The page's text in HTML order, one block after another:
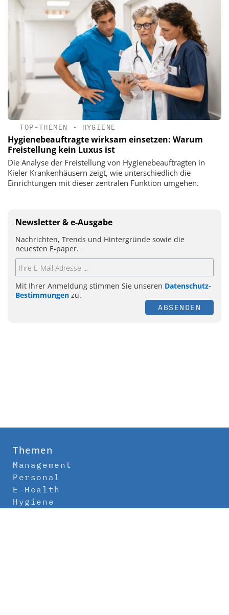
TOP-THEMEN • HYGIENE
Hygienebeauftragte wirksam einsetzen: Warum
Freistellung kein Luxus ist
Die Analyse der Freistellung von Hygienebeauftragten in
Kieler Krankenhäusern zeigt, wie unterschiedlich die
Einrichtungen mit dieser zentralen Funktion umgehen.
Newsletter & e-Ausgabe
Nachrichten, Trends und Hintergründe sowie die
neuesten E-paper.
Mit Ihrer Anmeldung stimmen Sie unseren Datenschutz-
Bestimmungen zu.
ABSENDEN
Themen
Management
Personal
E-Health
Hygiene